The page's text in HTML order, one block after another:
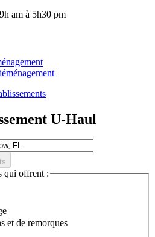
am à 5h30 pm
U-Haul
qui offrent :
et de remorques